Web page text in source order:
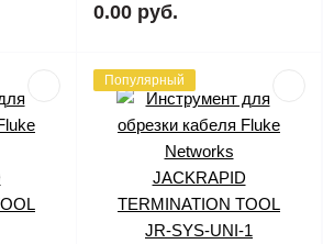
0.00 руб.
Популярный